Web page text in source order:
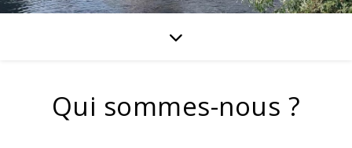
Qui sommes-nous ?